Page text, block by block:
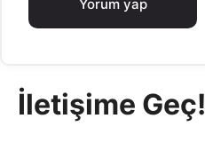
İletişime Geç!